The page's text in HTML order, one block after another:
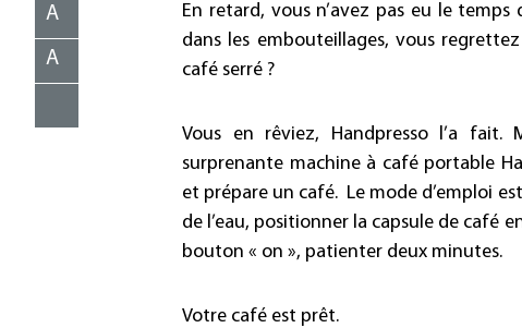
A
A
En retard, vous n’avez pas eu le
dans les embouteillages, vous
café serré ?
Vous en rêviez, Handpresso l’a fait.
surprenante machine à café portable
et prépare un café. Le mode d’emploi
de l’eau, positionner la capsule de café
bouton « on », patienter deux minutes.
Votre café est prêt.